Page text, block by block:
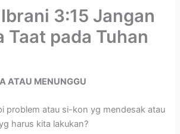
3:15 Jangan
Taat pada Tuhan
ATAU MENUNGGU
problem atau si-kon yg mendesak atau
harus kita lakukan?